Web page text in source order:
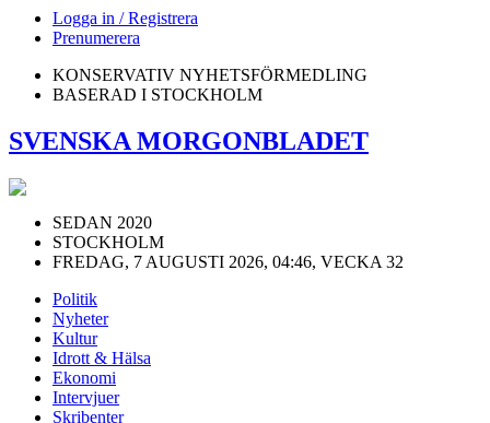
Logga in / Registrera
Prenumerera
KONSERVATIV NYHETSFÖRMEDLING
BASERAD I STOCKHOLM
SVENSKA MORGONBLADET
SEDAN 2020
STOCKHOLM
FREDAG, 7 AUGUSTI 2026, 04:46, VECKA 32
Politik
Nyheter
Kultur
Idrott & Hälsa
Ekonomi
Intervjuer
Skribenter